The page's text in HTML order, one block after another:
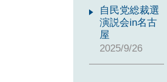
自民党総裁選
演説会in名古
屋
2025/9/26